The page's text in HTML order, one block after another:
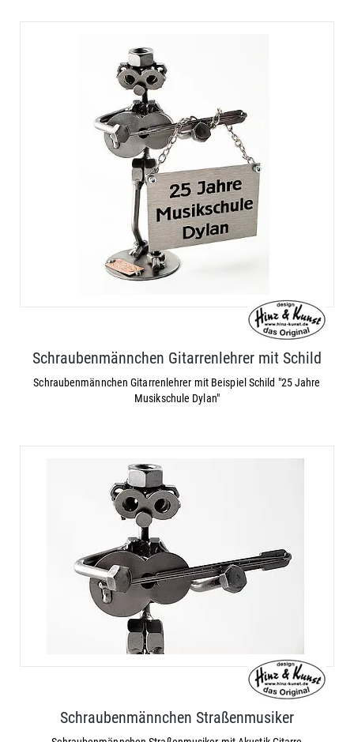
Schraubenmännchen Gitarrenlehrer mit Schild
Schraubenmännchen Gitarrenlehrer mit Beispiel Schild "25 Jahre
Musikschule Dylan"
Schraubenmännchen Straßenmusiker